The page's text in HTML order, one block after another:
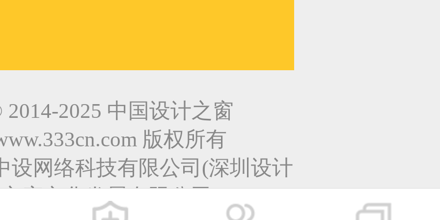
2025 中国设计之窗
版权所有
设网络科技有限公司(深圳设计
之窗文化发展有限公司)